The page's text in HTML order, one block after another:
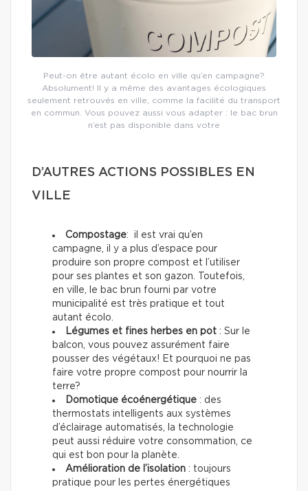
Peut-on être autant écolo en ville qu’en campagne?
Absolument! Il y a même des avantages écologiques
seulement retrouvés en ville, comme la facilité du transport
en commun. Vous pouvez aussi vous adapter : le bac brun
n’est pas disponible dans votre
D’AUTRES ACTIONS POSSIBLES EN
VILLE
Compostage: il est vrai qu’en
campagne, il y a plus d’espace pour
produire son propre compost et l’utiliser
pour ses plantes et son gazon. Toutefois,
en ville, le bac brun fourni par votre
municipalité est très pratique et tout
autant écolo.
Légumes et fines herbes en pot : Sur le
balcon, vous pouvez assurément faire
pousser des végétaux! Et pourquoi ne pas
faire votre propre compost pour nourrir la
terre?
Domotique écoénergétique : des
thermostats intelligents aux systèmes
d’éclairage automatisés, la technologie
peut aussi réduire votre consommation, ce
qui est bon pour la planète.
Amélioration de l’isolation : toujours
pratique pour les pertes énergétiques